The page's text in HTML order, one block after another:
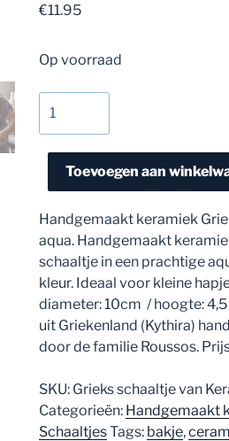
€11.95
Op voorraad
keramiek
schaaltje
aqua
Toevoegen aan
Handgemaakt keramiek
aqua. Handgemaakt
schaaltje in een prachtige
kleur. Ideaal voor kleine
diameter: 10cm / hoogte:
uit Griekenland (Kythira)
door de familie Roussos.
SKU: Grieks schaaltje van
Categorieën: Handgemaakt
SchaaltjesTags: bakje,